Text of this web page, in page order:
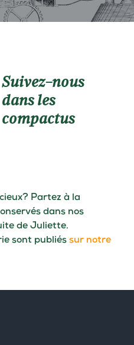
Suivez-nous
dans les
compactus
Partez à la
dans nos
de Juliette.
sont publiés sur notre